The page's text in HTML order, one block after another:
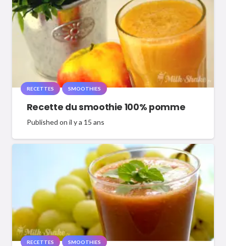
RECETTES SMOOTHIES
Recette du smoothie 100% pomme
Published on il y a 15 ans
RECETTES SMOOTHIES